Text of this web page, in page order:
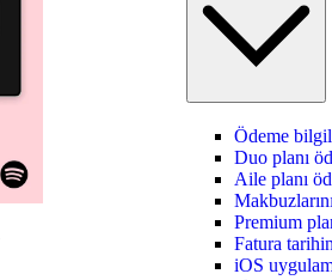
Ödeme
Duo planı
Aile planı
Premium
Fatura tarihin
iOS